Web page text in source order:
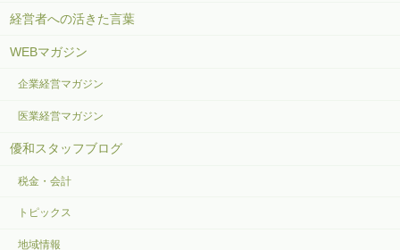
経営者への活きた言葉
WEBマガジン
企業経営マガジン
医業経営マガジン
優和スタッフブログ
税金・会計
トピックス
地域情報